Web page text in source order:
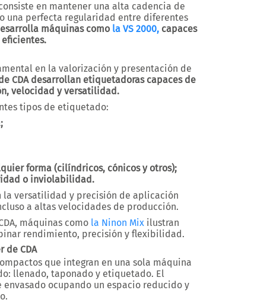
en mantener una alta cadencia de
una perfecta regularidad entre diferentes
máquinas como la VS 2000, capaces
en la valorización y presentación de
CDA desarrollan etiquetadoras capaces de
velocidad y versatilidad.
tipos de etiquetado:
forma (cilíndricos, cónicos y otros);
o inviolabilidad.
la versatilidad y precisión de aplicación
a altas velocidades de producción.
máquinas como la Ninon Mix ilustran
rendimiento, precisión y flexibilidad.
de CDA
que integran en una sola máquina
llenado, taponado y etiquetado. El
ocupando un espacio reducido y